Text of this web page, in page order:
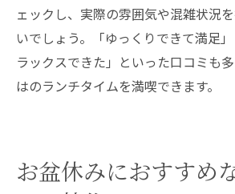
ェックし、実際の雰囲気や混雑状況
いでしょう。「ゆっくりできて満足
ラックスできた」といった口コミも
はのランチタイムを満喫できます。
お盆休みにおすすめ